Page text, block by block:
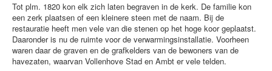
Tot plm. 1820 kon elk zich laten begraven in de kerk. De familie kon
een zerk plaatsen of een kleinere steen met de naam. Bij de
restauratie heeft men vele van die stenen op het hoge koor geplaatst.
Daaronder is nu de ruimte voor de verwarmingsinstallatie. Voorheen
waren daar de graven en de grafkelders van de bewoners van de
havezaten, waarvan Vollenhove Stad en Ambt er vele telden.